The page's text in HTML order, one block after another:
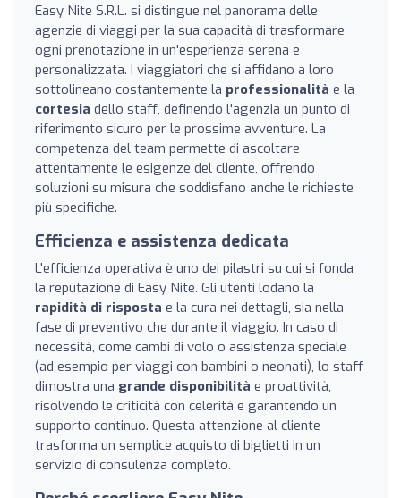
Easy Nite S.R.L. si distingue nel panorama delle
agenzie di viaggi per la sua capacità di trasformare
ogni prenotazione in un'esperienza serena e
personalizzata. I viaggiatori che si affidano a loro
sottolineano costantemente la professionalità e la
cortesia dello staff, definendo l'agenzia un punto di
riferimento sicuro per le prossime avventure. La
competenza del team permette di ascoltare
attentamente le esigenze del cliente, offrendo
soluzioni su misura che soddisfano anche le richieste
più specifiche.
Efficienza e assistenza dedicata
L'efficienza operativa è uno dei pilastri su cui si fonda
la reputazione di Easy Nite. Gli utenti lodano la
rapidità di risposta e la cura nei dettagli, sia nella
fase di preventivo che durante il viaggio. In caso di
necessità, come cambi di volo o assistenza speciale
(ad esempio per viaggi con bambini o neonati), lo staff
dimostra una grande disponibilità e proattività,
risolvendo le criticità con celerità e garantendo un
supporto continuo. Questa attenzione al cliente
trasforma un semplice acquisto di biglietti in un
servizio di consulenza completo.